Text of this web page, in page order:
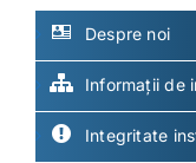
Despre noi
Informații de
Integritate